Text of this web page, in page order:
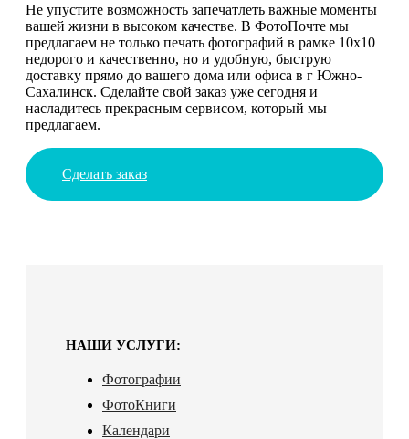
Не упустите возможность запечатлеть важные моменты
вашей жизни в высоком качестве. В ФотоПочте мы
предлагаем не только печать фотографий в рамке 10х10
недорого и качественно, но и удобную, быструю
доставку прямо до вашего дома или офиса в г Южно-
Сахалинск. Сделайте свой заказ уже сегодня и
насладитесь прекрасным сервисом, который мы
предлагаем.
Сделать заказ
НАШИ УСЛУГИ:
Фотографии
ФотоКниги
Календари